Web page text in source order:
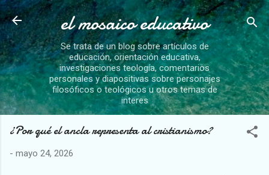
Ir al contenido principal
el mosaico educativo
Se trata de un blog sobre artículos de
educación, orientación educativa,
investigaciones teología, comentarios
personales y diapositivas sobre personajes
filosóficos o teológicos u otros temas de
interes
¿Por qué el ancla representa al cristianismo?
- mayo 24, 2026